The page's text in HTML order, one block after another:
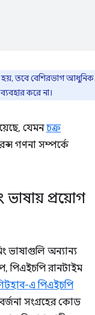
হয়, তবে বেশিরভাগ আধুনিক
করে না।
যেমনচক্র
গণনা সম্পর্কে
ভাষায় প্রয়োগ
ভাষাগুলি অন্যান্য
পিএইচপি রানটাইম
এ পিএইচপি
সংগ্রহের কোড